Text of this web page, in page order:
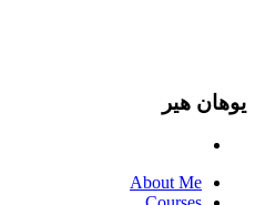
يوهان هير
About Me